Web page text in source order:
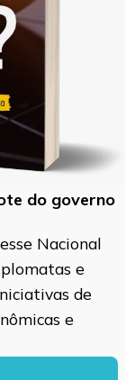
do governo
Nacional
e
de
e